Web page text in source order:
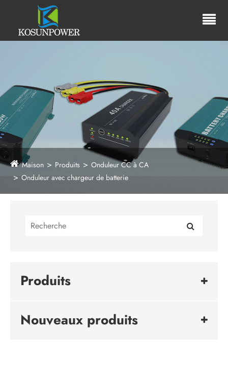
Maison Produits
Onduleur CC à CA
Onduleur avec chargeur de batterie
Produits
Nouveaux produits